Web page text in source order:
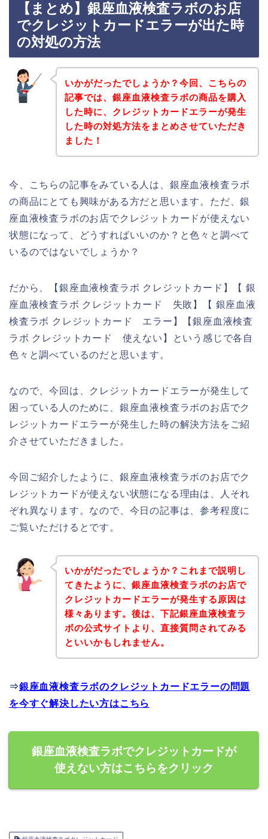
【まとめ】銀座血液検査ラボのお店
でクレジットカードエラーが出た時
の対処の方法
いかがだったでしょうか？今回、こちらの
記事では、銀座血液検査ラボの商品を購入
した時に、クレジットカードエラーが発生
した時の対処方法をまとめさせていただき
ました！
今、こちらの記事をみている人は、銀座血液検査ラボ
の商品にとても興味がある方だと思います。ただ、銀
座血液検査ラボのお店でクレジットカードが使えない
状態になって、どうすればいいのか？と色々と調べて
いるのではないでしょうか？
だから、【銀座血液検査ラボ クレジットカード】【 銀
座血液検査ラボ クレジットカード 失敗】【 銀座血液
検査ラボ クレジットカード エラー】【銀座血液検査
ラボ クレジットカード 使えない】という感じで各自
色々と調べているのだと思います。
なので、今回は、クレジットカードエラーが発生して
困っている人のために、銀座血液検査ラボのお店でク
レジットカードエラーが発生した時の解決方法をご紹
介させていただきました。
今回ご紹介したように、銀座血液検査ラボのお店でク
レジットカードが使えない状態になる理由は、人それ
ぞれ異なります。なので、今日の記事は、参考程度に
ご覧いただけるとです。
いかがだったでしょうか？これまで説明し
てきたように、銀座血液検査ラボのお店で
クレジットカードエラーが発生する原因は
様々あります。後は、下記銀座血液検査ラ
ボの公式サイトより、直接質問されてみる
といいかもしれません。
⇒銀座血液検査ラボのクレジットカードエラーの問題
を今すぐ解決したい方はこちら
銀座血液検査ラボでクレジットカードが
使えない方はこちらをクリック